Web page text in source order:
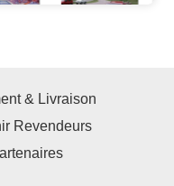
& Livraison
Revendeurs